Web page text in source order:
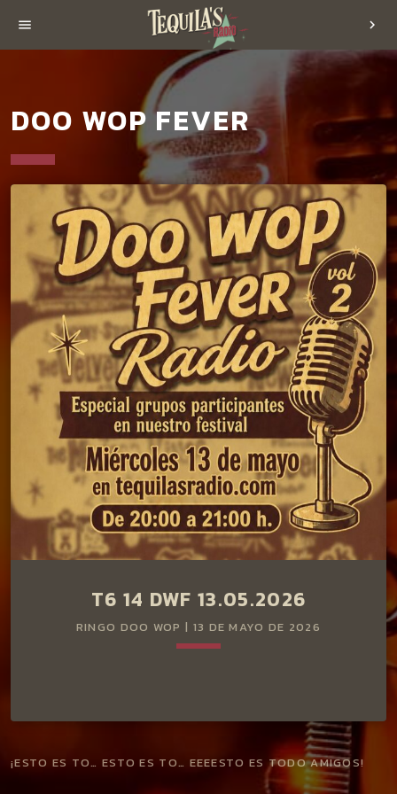
menu chevron_right
DOO WOP FEVER
T6 14 DWF 13.05.2026
RINGO DOO WOP | 13 DE MAYO DE 2026
Segunda parte del especial grupos participantes en las
¡ESTO ES TO… ESTO ES TO… EEEESTO ES TODO AMIGOS!